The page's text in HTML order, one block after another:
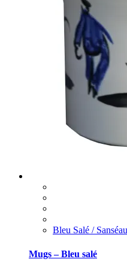
Bleu Salé / Sanséau
Mugs – Bleu salé